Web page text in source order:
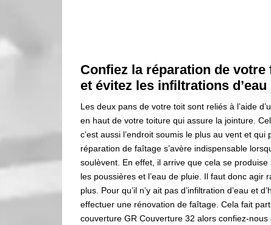
Confiez la réparation de votre
et évitez les infiltrations d’eau
Les deux pans de votre toit sont reliés à l’aide
en haut de votre toiture qui assure la jointure.
c’est aussi l’endroit soumis le plus au vent et
réparation de faîtage s’avère indispensable
soulèvent. En effet, il arrive que cela se
les poussières et l’eau de pluie. Il faut donc
plus. Pour qu’il n’y ait pas d’infiltration d’eau et
effectuer une rénovation de faîtage. Cela fait
couverture GR Couverture 32 alors confiez-nous